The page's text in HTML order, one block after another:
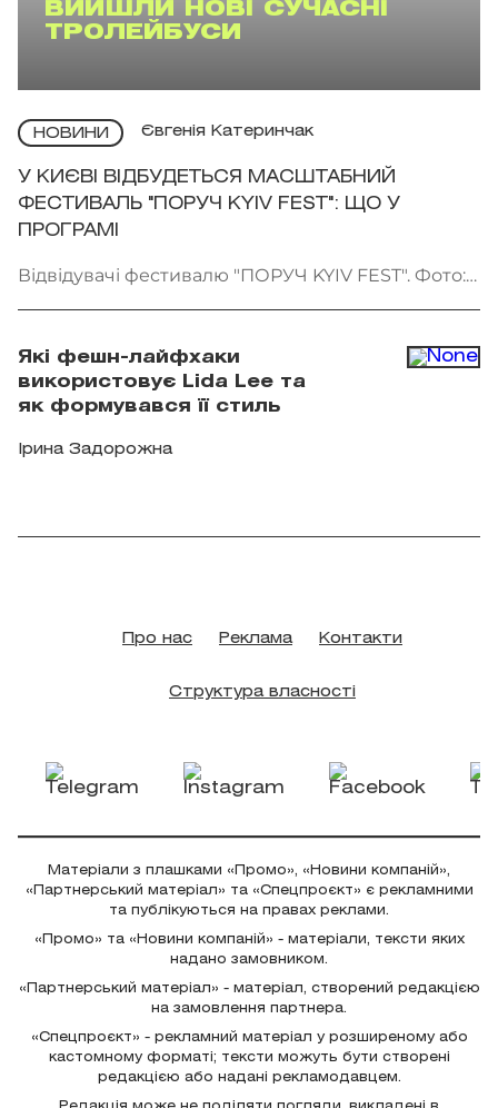
ВИЙШЛИ НОВІ СУЧАСНІ
ТРОЛЕЙБУСИ
НОВИНИ Євгенія Катеринчак
У КИЄВІ ВІДБУДЕТЬСЯ МАСШТАБНИЙ
ФЕСТИВАЛЬ "ПОРУЧ KYIV FEST": ЩО У
ПРОГРАМІ
Відвідувачі фестивалю "ПОРУЧ KYIV FEST". Фото:
Які фешн-лайфхаки
використовує Lida Lee та
як формувався її стиль
Ірина Задорожна
Про нас Реклама Контакти
Структура власності
Матеріали з плашками «Промо», «Новини компаній»,
«Партнерський матеріал» та «Спецпроєкт» є рекламними
та публікуються на правах реклами.
«Промо» та «Новини компаній» - матеріали, тексти яких
надано замовником.
«Партнерський матеріал» - матеріал, створений редакцією
на замовлення партнера.
«Спецпроєкт» - рекламний матеріал у розширеному або
кастомному форматі; тексти можуть бути створені
редакцією або надані рекламодавцем.